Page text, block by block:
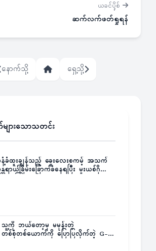
ယခင်ပို့စ်
ဆက်လက်ဖတ်ရှုရန်
နောက်သို့ ရှေ့သို့
ျားသောသတင်း
ခံထူးချွန်သည့် ခွေးလေးစကမ့် အသက်
တရာယ်ခြိမ်းခြောက်ခံနေရပြီး မူးယစ်ဂိုဏ်း
သူ့ကို ဘယ်တော့မှ မမုန်းတဲ့
တစ်စုံတစ်ယောက်ကို ပြောပြလိုက်တဲ့ G-